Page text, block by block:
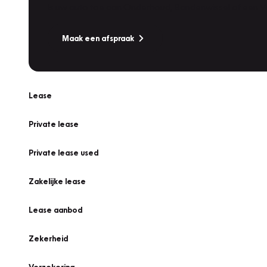
Maak een afspraak
Lease
Private lease
Private lease used
Zakelijke lease
Lease aanbod
Zekerheid